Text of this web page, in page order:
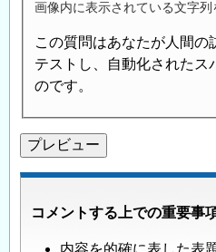
画像内に表示されている文字列
この質問はあなたが人間の
テストし、自動化されたス
のです。
コメントする上での重要事
内容を的確に表した表